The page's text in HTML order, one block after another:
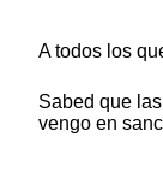
A todos los
Sabed que
vengo en